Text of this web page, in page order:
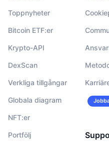
Toppnyheter
Bitcoin ETF:er
Krypto-API
DexScan
Verkliga tillgångar
Globala diagram
NFT:er
Portfölj